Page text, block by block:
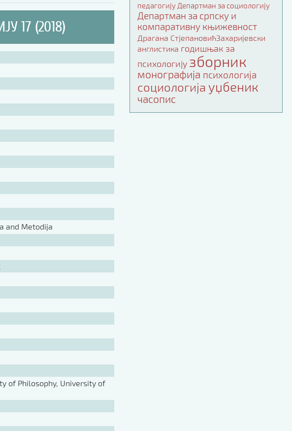
17 (2018)
and Metodija
of Philosophy, University of
педагогију Департман за социологију
Департман за српску и
компаративну књижевност
Драгана СтјепановићЗахаријевски
англистика годишњак за
психологију зборник
монографија психологија
социологија уџбеник
часопис